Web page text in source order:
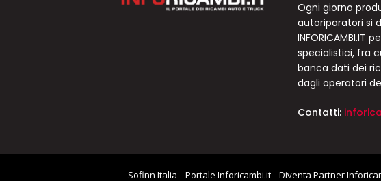
Ogni giorno
autoriparatori si
INFORICAMBI.IT
specialistici, fra
banca dati dei
dagli operatori
Contatti:
Sofinn Italia Portale Inforicambi.it Diventa Partner